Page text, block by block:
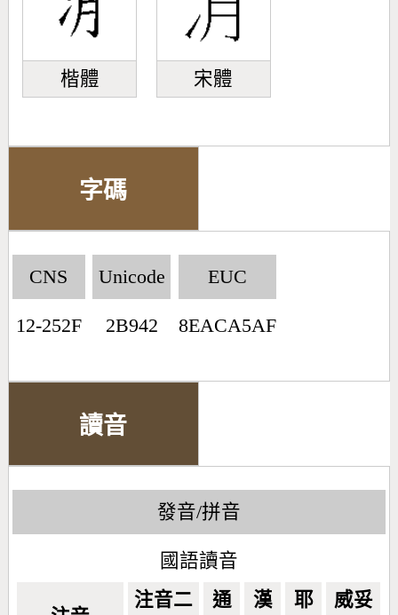
楷體 宋體
字碼
CNS
12-252F
Unicode
2B942
EUC
8EACA5AF
讀音
發音/拼音
國語讀音
注音二 通 漢 耶 威妥